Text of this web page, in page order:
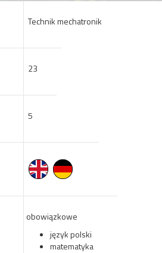
Technik mechatronik
23
5
obowiązkowe
język polski
matematyka